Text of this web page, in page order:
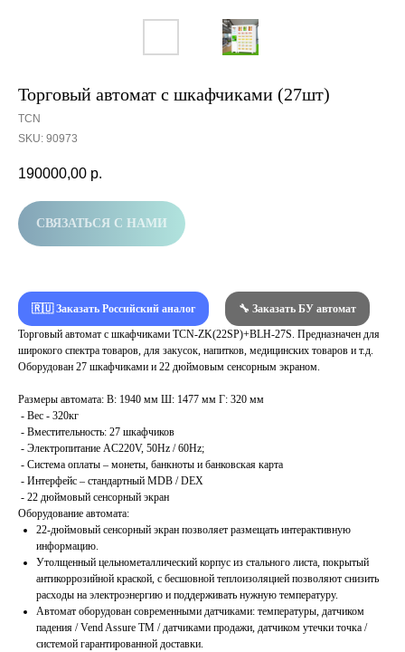
Торговый автомат с шкафчиками (27шт)
TCN
SKU: 90973
190000,00 р.
СВЯЗАТЬСЯ С НАМИ
🇷🇺 Заказать Российский аналог
🔧 Заказать БУ автомат
Торговый автомат с шкафчиками TCN-ZK(22SP)+BLH-27S. Предназначен для
широкого спектра товаров, для закусок, напитков, медицинских товаров и т.д.
Оборудован 27 шкафчиками и 22 дюймовым сенсорным экраном.
Размеры автомата: В: 1940 мм Ш: 1477 мм Г: 320 мм
- Вес - 320кг
- Вместительность: 27 шкафчиков
- Электропитание AC220V, 50Hz / 60Hz;
- Система оплаты – монеты, банкноты и банковская карта
- Интерфейс – стандартный MDB / DEX
- 22 дюймовый сенсорный экран
Оборудование автомата:
22-дюймовый сенсорный экран позволяет размещать интерактивную
информацию.
Утолщенный цельнометаллический корпус из стального листа, покрытый
антикоррозийной краской, с бесшовной теплоизоляцией позволяют снизить
расходы на электроэнергию и поддерживать нужную температуру.
Автомат оборудован современными датчиками: температуры, датчиком
падения / Vend Assure TM / датчиками продажи, датчиком утечки точка /
системой гарантированной доставки.